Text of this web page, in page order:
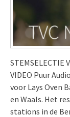
STEMSELECTIE
VIDEO Puur
voor Lays Oven
en Waals. Het
stations in de